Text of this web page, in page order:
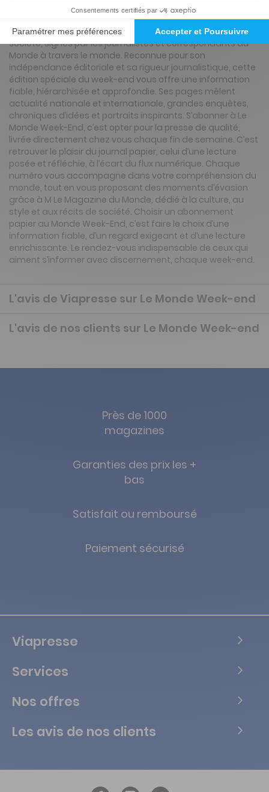
thématiques et du célèbre M, Le Magazine du Monde. Ce
rendez-vous hebdomadaire propose analyses politiques,
reportages économiques, articles culturels et dossiers de
société, signés par les journalistes et correspondants du
Monde à travers le monde. Reconnue pour son
indépendance éditoriale et sa rigueur journalistique, cette
édition spéciale du week-end vous offre une information
fiable, hiérarchisée et approfondie. Ses pages mêlent
actualité nationale et internationale, grandes enquêtes,
chroniques d’idées et portraits inspirants. S’abonner à Le
Monde Week-End, c’est opter pour la presse de qualité,
livrée directement chez vous chaque fin de semaine. C’est
retrouver le plaisir du journal papier, celui d’une lecture
posée et réfléchie, à l’écart du flux numérique. Chaque
numéro vous accompagne dans votre compréhension du
monde, tout en vous proposant des moments d’évasion
grâce à M Le Magazine du Monde, dédié à la culture, au
style et aux récits de société. Choisir un abonnement
papier au Monde Week-End, c’est faire le choix d’une
information fiable, d’un regard exigeant et d’une lecture
enrichissante. Le rendez-vous indispensable de ceux qui
aiment s’informer avec discernement, chaque week-end.
L'avis de Viapresse sur Le Monde Week-end
L'avis de nos clients sur Le Monde Week-end
Près de 1000
magazines
Garanties des prix les +
bas
Satisfait ou remboursé
Paiement sécurisé
Viapresse
Services
Nos offres
Les avis de nos clients